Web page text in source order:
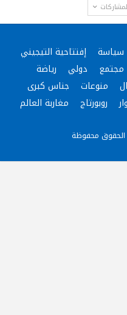
سياسة
إفتتاحية التيجيني
مجتمع دولي
رياضة
منوعات
جناس كبرى
روبورتاج مغاربة العالم